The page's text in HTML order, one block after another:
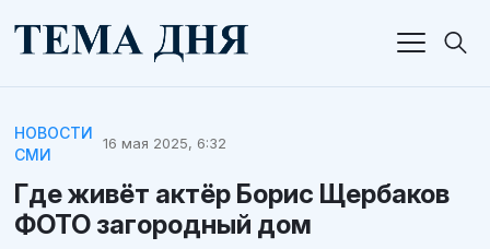
НОВОСТИ
СМИ
16 мая 2025, 6:32
Где живёт актёр Борис Щербаков
ФОТО загородный дом